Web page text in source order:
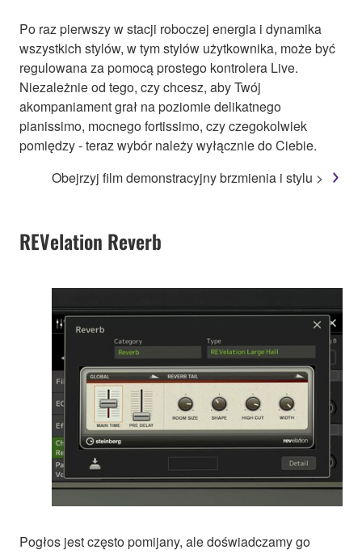
Po raz pierwszy w stacji roboczej energia i dynamika
wszystkich stylów, w tym stylów użytkownika, może być
regulowana za pomocą prostego kontrolera Live.
Niezależnie od tego, czy chcesz, aby Twój
akompaniament grał na poziomie delikatnego
pianissimo, mocnego fortissimo, czy czegokolwiek
pomiędzy - teraz wybór należy wyłącznie do Ciebie.
Obejrzyj film demonstracyjny brzmienia i stylu >
REVelation Reverb
Pogłos jest często pomijany, ale doświadczamy go